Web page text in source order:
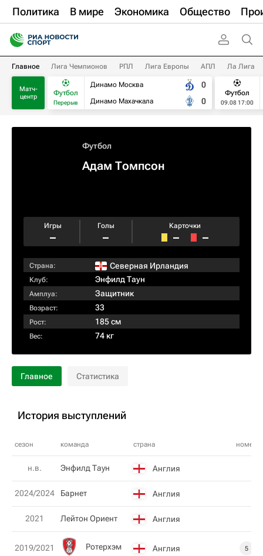
Политика В мире Экономика Общество
Главное Лига Чемпионов РПЛ Лига Европы АПЛ Ла Лига
Матч-
центр
Футбол
Перерыв
Динамо Москва
Динамо Махачкала
0
0
Футбол
09.08 17:00
Футбол
Адам Томпсон
Игры
–
Голы
–
Карточки
– –
Страна: Северная Ирландия
Клуб: Энфилд Таун
Амплуа: Защитник
Возраст: 33
Рост: 185 см
Вес: 74 кг
Главное Статистика
История выступлений
сезон команда страна номер
н.в. Энфилд Таун Англия
2024/2024 Барнет Англия
2021 Лейтон Ориент Англия
2019/2021 Ротерхэм Англия 5